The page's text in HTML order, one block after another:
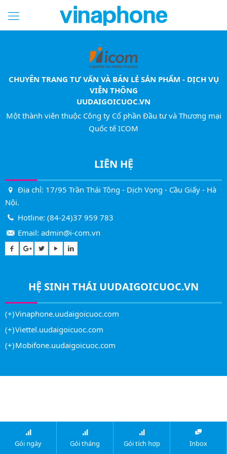
CHUYÊN TRANG TƯ VẤN VÀ BÁN LẺ SẢN PHẨM - DỊCH VỤ
VIỄN THÔNG
UUDAIGOICUOC.VN
Một thành viên thuộc Công ty Cổ phần Đầu tư và Thương mại
Quốc tế ICOM
LIÊN HỆ
Địa chỉ: 17/95 Trần Thái Tông - Dịch Vọng - Cầu Giấy - Hà
Nội.
Hotline: (84-24)37 959 783
Email: admin@i-com.vn
HỆ SINH THÁI UUDAIGOICUOC.VN
Vinaphone.uudaigoicuoc.com
Viettel.uudaigoicuoc.com
Mobifone.uudaigoicuoc.com
Gói ngày Gói tháng Gói tích hợp Inbox